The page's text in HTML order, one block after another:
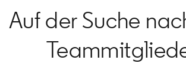
Auf der Suche